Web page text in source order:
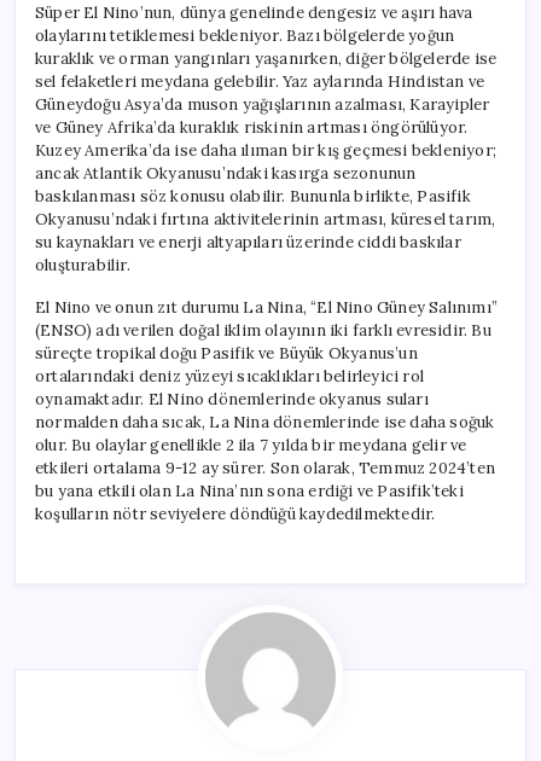
Süper El Nino’nun, dünya genelinde dengesiz ve aşırı hava
olaylarını tetiklemesi bekleniyor. Bazı bölgelerde yoğun
kuraklık ve orman yangınları yaşanırken, diğer bölgelerde ise
sel felaketleri meydana gelebilir. Yaz aylarında Hindistan ve
Güneydoğu Asya’da muson yağışlarının azalması, Karayipler
ve Güney Afrika’da kuraklık riskinin artması öngörülüyor.
Kuzey Amerika’da ise daha ılıman bir kış geçmesi bekleniyor;
ancak Atlantik Okyanusu’ndaki kasırga sezonunun
baskılanması söz konusu olabilir. Bununla birlikte, Pasifik
Okyanusu’ndaki fırtına aktivitelerinin artması, küresel tarım,
su kaynakları ve enerji altyapıları üzerinde ciddi baskılar
oluşturabilir.
El Nino ve onun zıt durumu La Nina, “El Nino Güney Salınımı”
(ENSO) adı verilen doğal iklim olayının iki farklı evresidir. Bu
süreçte tropikal doğu Pasifik ve Büyük Okyanus’un
ortalarındaki deniz yüzeyi sıcaklıkları belirleyici rol
oynamaktadır. El Nino dönemlerinde okyanus suları
normalden daha sıcak, La Nina dönemlerinde ise daha soğuk
olur. Bu olaylar genellikle 2 ila 7 yılda bir meydana gelir ve
etkileri ortalama 9-12 ay sürer. Son olarak, Temmuz 2024’ten
bu yana etkili olan La Nina’nın sona erdiği ve Pasifik’teki
koşulların nötr seviyelere döndüğü kaydedilmektedir.